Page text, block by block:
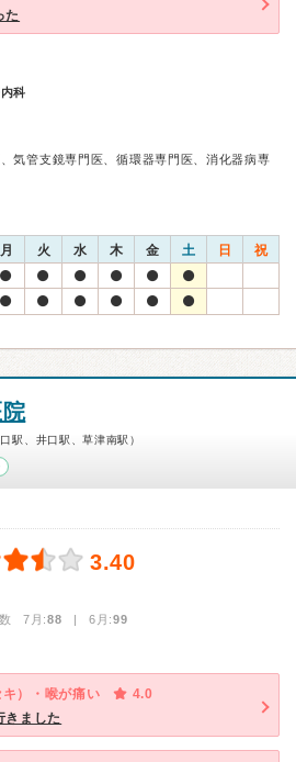
た
科
気管支鏡専門医、循環器専門医、消化器病専
月 火 水 木 金 土 日 祝
駅、井口駅、草津南駅）
3.40
数 7月:88 | 6月:99
キ）・喉が痛い
4.0
きました